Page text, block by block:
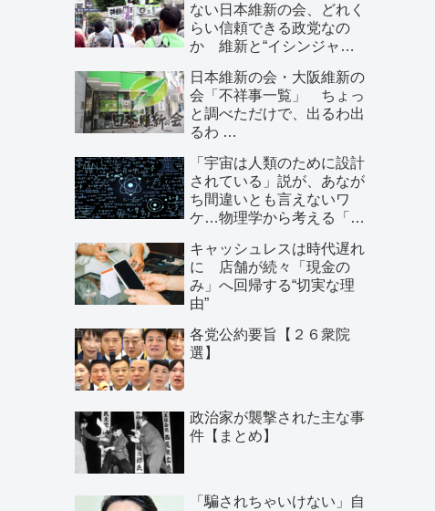
ない日本維新の会、どれく
らい信頼できる政党なの
か 維新と“イシンジャ
る、大阪で起きていること
日本維新の会・大阪維新の
会「不祥事一覧」 ちょっ
と調べただけで、出るわ出
るわ …
「宇宙は人類のために設計
されている」説が、あなが
ち間違いとも言えないワ
ケ…物理学から考える「こ
キャッシュレスは時代遅れ
に 店舗が続々「現金の
み」へ回帰する“切実な理
由”
各党公約要旨【２６衆院
選】
政治家が襲撃された主な事
件【まとめ】
「騙されちゃいけない」自